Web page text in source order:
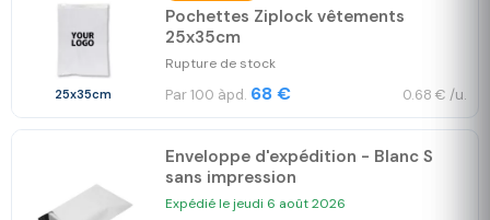
25x35cm
Pochettes Ziplock vêtements
25x35cm
Rupture de stock
Par 100 àpd. 68 € 0.68 € /u.
Enveloppe d'expédition - Blanc S
sans impression
Expédié le jeudi 6 août 2026